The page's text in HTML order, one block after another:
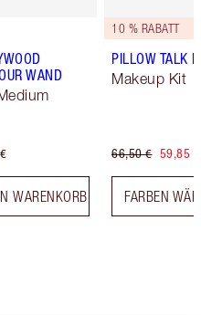
WAND
WARENKORB
10 % RABATT
PILLOW TALK
Makeup Kit
66,50 € 59,85 €
FARBEN